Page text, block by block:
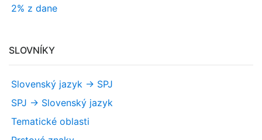
2% z dane
SLOVNÍKY
Slovenský jazyk -> SPJ
SPJ -> Slovenský jazyk
Tematické oblasti